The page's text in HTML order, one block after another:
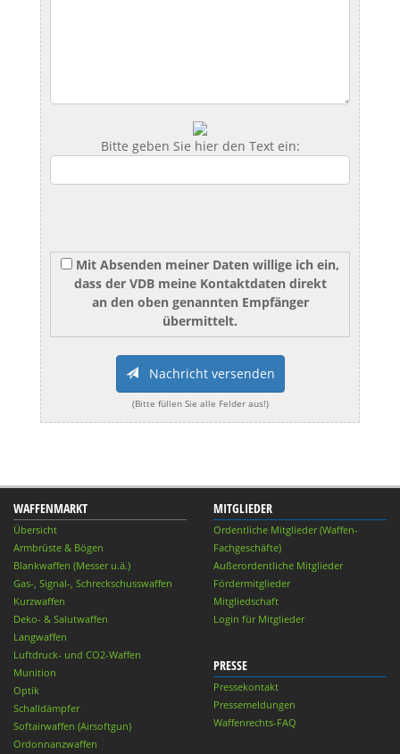
Bitte geben Sie hier den Text ein:
Mit Absenden meiner Daten willige ich ein,
dass der VDB meine Kontaktdaten direkt
an den oben genannten Empfänger
übermittelt.
Nachricht versenden
(Bitte füllen Sie alle Felder aus!)
WAFFENMARKT
Übersicht
Armbrüste & Bögen
Blankwaffen (Messer u.ä.)
Gas-, Signal-, Schreckschusswaffen
Kurzwaffen
Deko- & Salutwaffen
Langwaffen
Luftdruck- und CO2-Waffen
Munition
Optik
Schalldämpfer
Softairwaffen (Airsoftgun)
Ordonnanzwaffen
MITGLIEDER
Ordentliche Mitglieder (Waffen-
Fachgeschäfte)
Außerordentliche Mitglieder
Fördermitglieder
Mitgliedschaft
Login für Mitglieder
PRESSE
Pressekontakt
Pressemeldungen
Waffenrechts-FAQ